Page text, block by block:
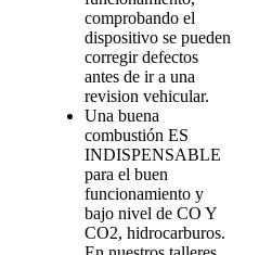
comprobando el
dispositivo se pueden
corregir defectos
antes de ir a una
revision vehicular.
Una buena
combustión ES
INDISPENSABLE
para el buen
funcionamiento y
bajo nivel de CO Y
CO2, hidrocarburos.